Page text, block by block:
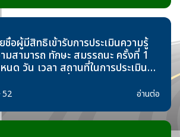
ชื่อผู้มีสิทธิเข้ารับการประเมินความรู้
มสามารถ ทักษะ สมรรถนะ ครั้งที่ 1
นด วัน เวลา สถานที่ในการประเมิน
หน่ง พนักงานโยธา
52 อ่านต่อ